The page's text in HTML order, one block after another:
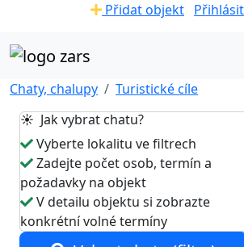
Přidat objekt
Chaty, chalupy
Turistické cíle
☀️ Jak vybrat chatu?
Vyberte lokalitu ve filtrech
Zadejte počet osob, termín a
požadavky na objekt
V detailu objektu si zobrazte
konkrétní volné termíny